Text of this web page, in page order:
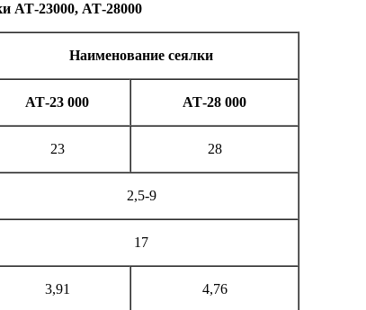
АТ-23000, АТ-28000
Наименование сеялки
АТ-23 000 АТ-28 000
23
28
2,5-9
17
3,91
4,76